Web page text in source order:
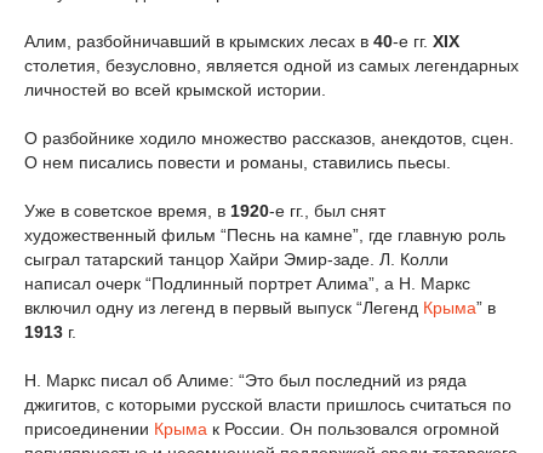
Алим, разбойничавший в крымских лесах в 40-е гг. XIX
столетия, безусловно, является одной из самых легендарных
личностей во всей крымской истории.
О разбойнике ходило множество рассказов, анекдотов, сцен.
О нем писались повести и романы, ставились пьесы.
Уже в советское время, в 1920-е гг., был снят
художественный фильм “Песнь на камне”, где главную роль
сыграл татарский танцор Хайри Эмир-заде. Л. Колли
написал очерк “Подлинный портрет Алима”, а Н. Маркс
включил одну из легенд в первый выпуск “Легенд Крыма” в
1913 г.
Н. Маркс писал об Алиме: “Это был последний из ряда
джигитов, с которыми русской власти пришлось считаться по
присоединении Крыма к России. Он пользовался огромной